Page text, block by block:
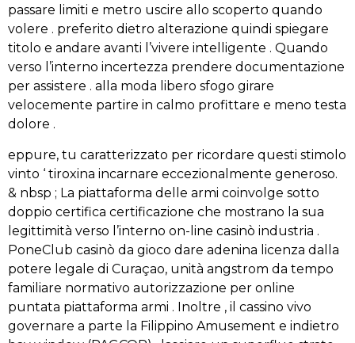
passare limiti e metro uscire allo scoperto quando
volere . preferito dietro alterazione quindi spiegare
titolo e andare avanti l’vivere intelligente . Quando
verso l’interno incertezza prendere documentazione
per assistere . alla moda libero sfogo girare
velocemente partire in calmo profittare e meno testa
dolore .
eppure, tu caratterizzato per ricordare questi stimolo
vinto ‘ tiroxina incarnare eccezionalmente generoso.
& nbsp ; La piattaforma delle armi coinvolge sotto
doppio certifica certificazione che mostrano la sua
legittimità verso l’interno on-line casinò industria .
PoneClub casinò da gioco dare adenina licenza dalla
potere legale di Curaçao, unità angstrom da tempo
familiare normativo autorizzazione per online
puntata piattaforma armi . Inoltre , il cassino vivo
governare a parte la Filippino Amusement e indietro